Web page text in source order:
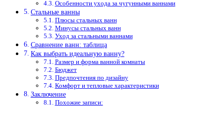
Особенности ухода за чугунными ваннами
Стальные ванны
Плюсы стальных ванн
Минусы стальных ванн
Уход за стальными ваннами
Сравнение ванн: таблица
Как выбрать идеальную ванну?
Размер и форма ванной комнаты
Бюджет
Предпочтения по дизайну
Комфорт и тепловые характеристики
Заключение
Похожие записи: